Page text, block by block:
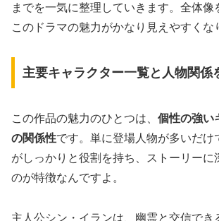
までを一気に整理していきます。全体像
このドラマの魅力がかなり見えやすくな
主要キャラクター一覧と人物関係
この作品の魅力のひとつは、 個性の強い
の関係性です。単に登場人物が多いだけ
がしっかりと役割を持ち、ストーリーに
のが特徴なんですよ。
主人公シン・イランは、幽霊と交信でき